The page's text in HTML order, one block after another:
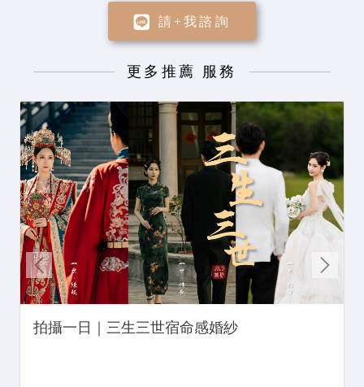
請+我諮詢
更多推薦 服務
拍攝一日｜三生三世宿命感婚紗